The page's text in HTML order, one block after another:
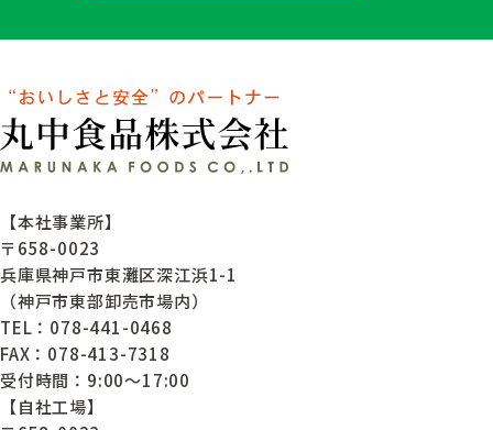
【本社事業所】
〒658-0023
兵庫県神戸市東灘区深江浜1-1
（神戸市東部卸売市場内）
TEL：078-441-0468
FAX：078-413-7318
受付時間：9:00～17:00
【自社工場】